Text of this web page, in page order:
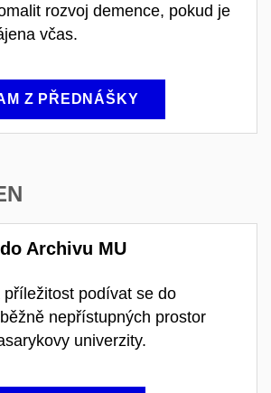
rozvoj demence, pokud je
včas.
Z PŘEDNÁŠKY
Archivu MU
příležitost podívat se do
nepřístupných prostor
univerzity.